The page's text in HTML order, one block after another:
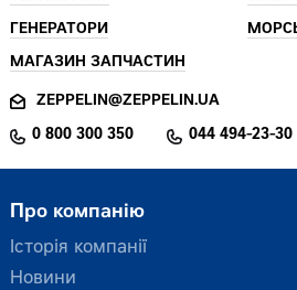
ГЕНЕРАТОРИ
МАГАЗИН ЗАПЧАСТИН
ZEPPELIN@ZEPPELIN.UA
0 800 300 350 044 494-23-30
Про компанію
Історія компанії
Новини